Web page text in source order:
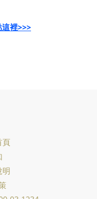
裡>>>
頁
明